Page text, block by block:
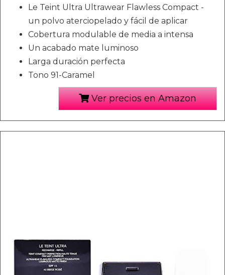
Le Teint Ultra Ultrawear Flawless Compact -
un polvo aterciopelado y fácil de aplicar
Cobertura modulable de media a intensa
Un acabado mate luminoso
Larga duración perfecta
Tono 91-Caramel
Ver precios en Amazon